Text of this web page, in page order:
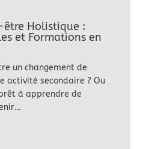
être Holistique :
et Formations en
un changement de
activité secondaire ? Ou
à apprendre de